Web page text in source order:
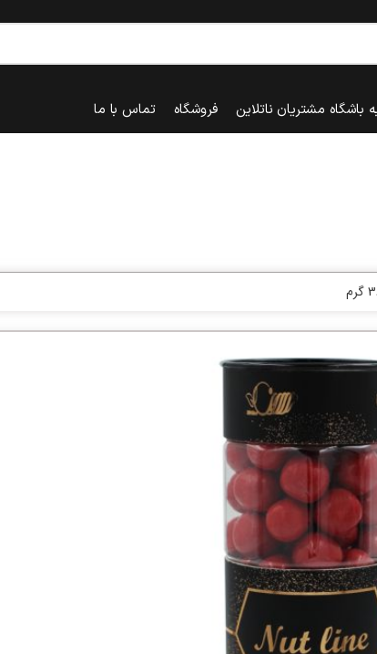
باشگاه مشتریان ناتلاین فروشگاه تماس با ما